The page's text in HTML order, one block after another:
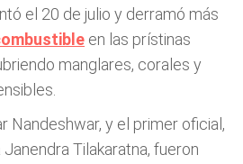
el 20 de julio y derramó más
en las prístinas
manglares, corales y
Nandeshwar, y el primer oficial,
Tilakaratna, fueron